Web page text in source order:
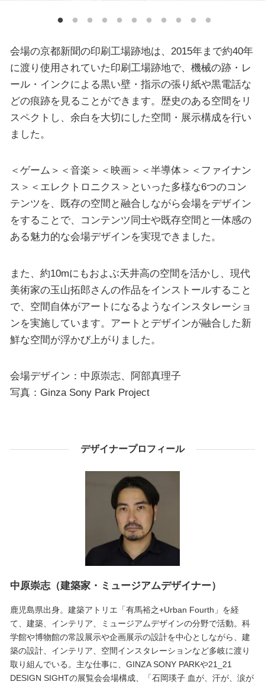
会場の京都新聞の印刷工場跡地は、2015年まで約40年
に渡り使用されていた印刷工場跡地で、機械の跡・レ
ール・インクによる黒い壁・指示の張り紙や黒電話な
どの痕跡を見ることができます。歴史のある空間をリ
スペクトし、余白を大切にした空間・展示構成を行い
ました。
＜ゲーム＞＜音楽＞＜映画＞＜半導体＞＜ファイナン
ス＞＜エレクトロニクス＞といった多様な6つのコン
テンツを、既存の空間と融合しながら会場をデザイン
をすることで、コンテンツ同士や既存空間と一体感の
ある魅力的な会場デザインを実現できました。
また、約10mにもおよぶ天井高の空間を活かし、現代
美術家の玉山拓郎さんの作品をインストールすること
で、空間自体がアートになるようなインスタレーショ
ンを実施しています。アートとデザインが融合した新
鮮な空間が浮かび上がりました。
会場デザイン：中原崇志、阿部真理子
写真：Ginza Sony Park Project
デザイナープロフィール
中原崇志（建築家・ミュージアムデザイナー）
鹿児島県出身。建築アトリエ「有馬裕之+Urban Fourth」を経
て、建築、インテリア、ミュージアムデザインの分野で活動。科
学館や博物館の常設展示や企画展示の設計を中心としながら、建
築の設計、インテリア、空間インスタレーションなど多岐に渡り
取り組んでいる。主な仕事に、GINZA SONY PARKや21_21
DESIGN SIGHTの展覧会会場構成、「石岡瑛子 血が、汗が、涙が